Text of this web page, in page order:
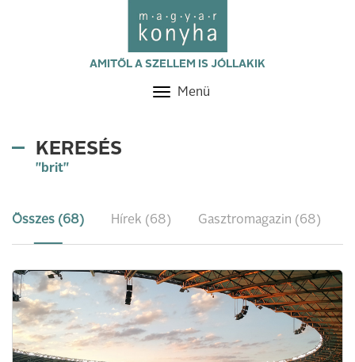
AMITŐL A SZELLEM IS JÓLLAKIK
Toggle
Menü
KERESÉS
"brit"
Összes (68) Hírek (68) Gasztromagazin (68)